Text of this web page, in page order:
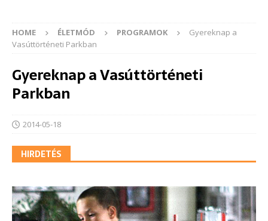
HOME ÉLETMÓD PROGRAMOK
Gyereknap a
Vasúttörténeti Parkban
Gyereknap a Vasúttörténeti
Parkban
2014-05-18
HIRDETÉS